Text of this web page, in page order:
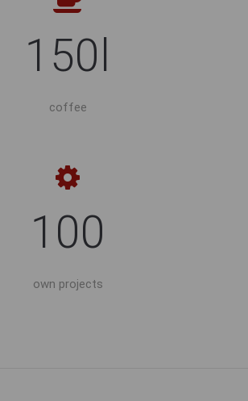
150l
coffee
100
own projects